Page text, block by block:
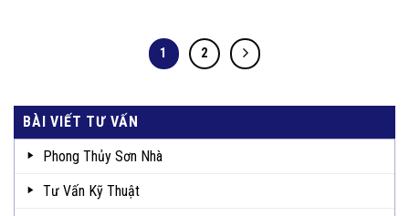
1 2
BÀI VIẾT TƯ VẤN
Phong Thủy Sơn Nhà
Tư Vấn Kỹ Thuật